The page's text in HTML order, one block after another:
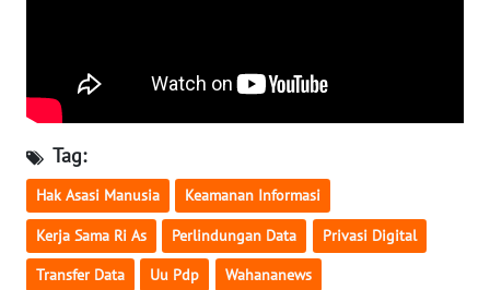
Tag:
Hak Asasi Manusia Keamanan Informasi
Kerja Sama Ri As Perlindungan Data Privasi Digital
Transfer Data Uu Pdp Wahananews
WN
SULTENG
WN
SULBAR
WN
BABEL